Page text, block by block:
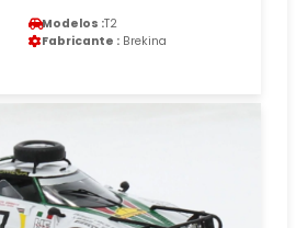
Modelos :T2
Fabricante : Brekina